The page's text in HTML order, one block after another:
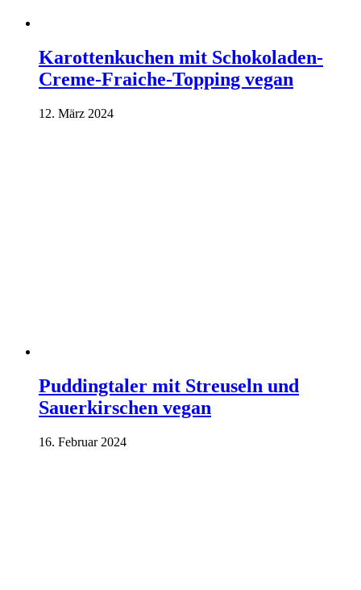
Karottenkuchen mit Schokoladen-
Creme-Fraiche-Topping vegan
12. März 2024
Puddingtaler mit Streuseln und
Sauerkirschen vegan
16. Februar 2024